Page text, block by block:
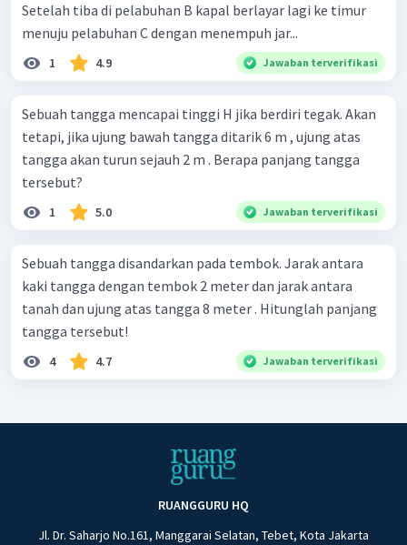
Setelah tiba di pelabuhan B kapal berlayar lagi ke timur
menuju pelabuhan C dengan menempuh jar...
1 4.9 Jawaban terverifikasi
Sebuah tangga mencapai tinggi H jika berdiri tegak. Akan
tetapi, jika ujung bawah tangga ditarik 6 m , ujung atas
tangga akan turun sejauh 2 m . Berapa panjang tangga
tersebut?
1 5.0 Jawaban terverifikasi
Sebuah tangga disandarkan pada tembok. Jarak antara
kaki tangga dengan tembok 2 meter dan jarak antara
tanah dan ujung atas tangga 8 meter . Hitunglah panjang
tangga tersebut!
4 4.7 Jawaban terverifikasi
RUANGGURU HQ
Jl. Dr. Saharjo No.161, Manggarai Selatan, Tebet, Kota Jakarta